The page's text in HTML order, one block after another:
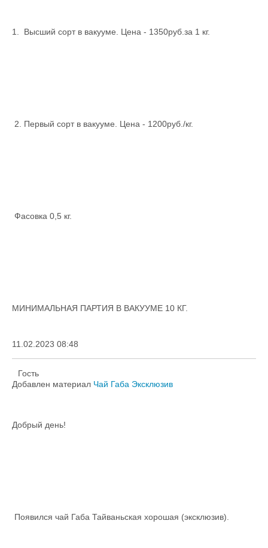
1. Высший сорт в вакууме. Цена - 1350руб.за 1 кг.
2. Первый сорт в вакууме. Цена - 1200руб./кг.
Фасовка 0,5 кг.
МИНИМАЛЬНАЯ ПАРТИЯ В ВАКУУМЕ 10 КГ.
11.02.2023 08:48
Гость
Добавлен материал Чай Габа Эксклюзив
Добрый день!
Появился чай Габа Тайваньская хорошая (эксклюзив).